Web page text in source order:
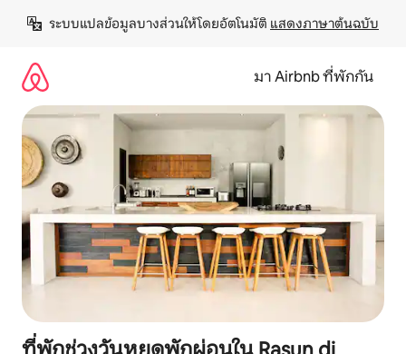
เนื้อหา
ระบบแปลข้อมูลบางส่วนให้โดยอัตโนมัติ แสดงภาษาต้นฉบับ
มา Airbnb ที่พักกัน